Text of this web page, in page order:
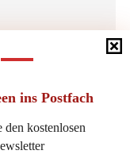
ins Postfach
den kostenlosen